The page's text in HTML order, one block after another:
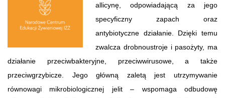
allicynę, odpowiadającą za jego
specyficzny zapach oraz
antybiotyczne działanie. Dzięki temu
zwalcza drobnoustroje i pasożyty, ma
działanie przeciwbakteryjne, przeciwwirusowe, a także
przeciwgrzybicze. Jego główną zaletą jest utrzymywanie
równowagi mikrobiologicznej jelit – wspomaga odbudowę